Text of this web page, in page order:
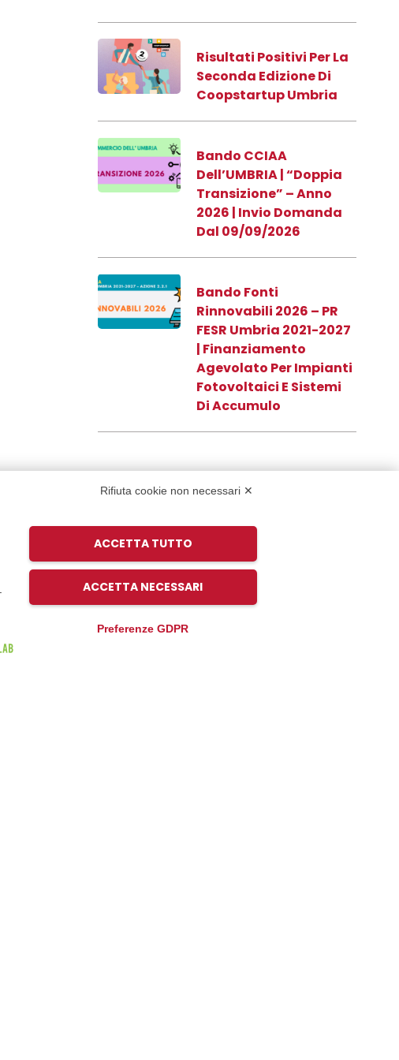
Risultati Positivi Per La
Seconda Edizione Di
Coopstartup Umbria
Bando CCIAA
Dell’UMBRIA | “Doppia
Transizione” – Anno
2026 | Invio Domanda
Dal 09/09/2026
Bando Fonti
Rinnovabili 2026 – PR
FESR Umbria 2021-2027
| Finanziamento
Agevolato Per Impianti
Fotovoltaici E Sistemi
Di Accumulo
Newsletter
Se ricevere i nostri articoli direttamente
sulla tua mail, iscriviti alla nostra
newsletter.
Rifiuta cookie non necessari ✕
ACCETTA TUTTO
ACCETTA NECESSARI
Preferenze GDPR